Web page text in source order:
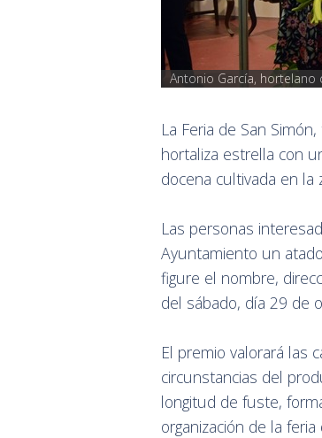
Antonio García, hortelano
La Feria de San
hortaliza estrella con
docena cultivada en la
Las personas
Ayuntamiento un
figure el nombre,
del sábado, día 29 de
El premio valorará las
circunstancias del
longitud de fuste,
organización de la